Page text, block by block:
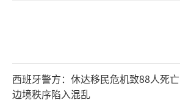
西班牙警方：休达移民危机致88人死亡
边境秩序陷入混乱